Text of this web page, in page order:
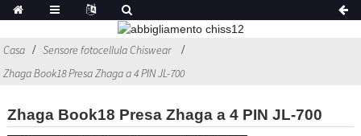
Casa
Sensore fotocellula Chiswear
Zhaga Book18 Presa Zhaga a 4 PIN JL-700
Zhaga Book18 Presa Zhaga a 4 PIN JL-700